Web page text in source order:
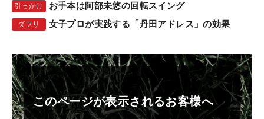
引っかけ お手本は阿部未悠の回転スイング
ダフリ 女子プロが実践する「丹田アドレス」の効果
このページが表示されるお客様へ